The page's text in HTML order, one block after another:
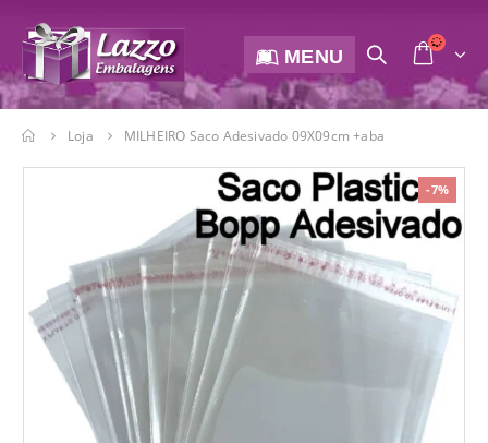
MENU
Loja MILHEIRO Saco Adesivado 09X09cm +aba
-7%